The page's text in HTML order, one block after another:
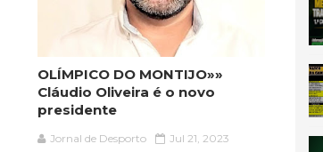
OLÍMPICO DO MONTIJO»»
Cláudio Oliveira é o novo
presidente
Jornal de Desporto Jul 21, 2023